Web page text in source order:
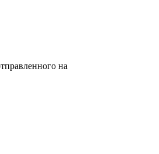
на